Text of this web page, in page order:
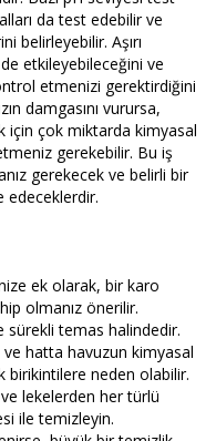
da test edebilir ve
belirleyebilir. Aşırı
de etkileyebileceğini ve
etmenizi gerektirdiğini
damgasını vurursa,
için çok miktarda kimyasal
gerekebilir. Bu iş
gerekecek ve belirli bir
edeceklerdir.
ek olarak, bir karo
olmanız önerilir.
sürekli temas halindedir.
hatta havuzun kimyasal
birikintilere neden olabilir.
lekelerden her türlü
ile temizleyin.